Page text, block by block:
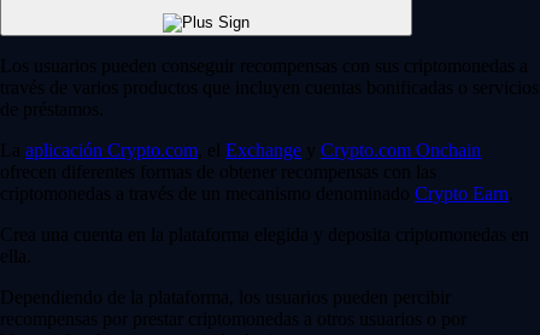
Los usuarios pueden conseguir recompensas con sus criptomonedas a
través de varios productos que incluyen cuentas bonificadas o servicios
de préstamos.
La aplicación Crypto.com, el Exchange y Crypto.com Onchain
ofrecen diferentes formas de obtener recompensas con las
criptomonedas a través de un mecanismo denominado Crypto Earn
Crea una cuenta en la plataforma elegida y deposita criptomonedas en
ella.
Dependiendo de la plataforma, los usuarios pueden percibir
recompensas por prestar criptomonedas a otros usuarios o por